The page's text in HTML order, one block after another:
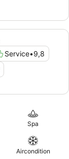
Service•9,8
Spa
Aircondition